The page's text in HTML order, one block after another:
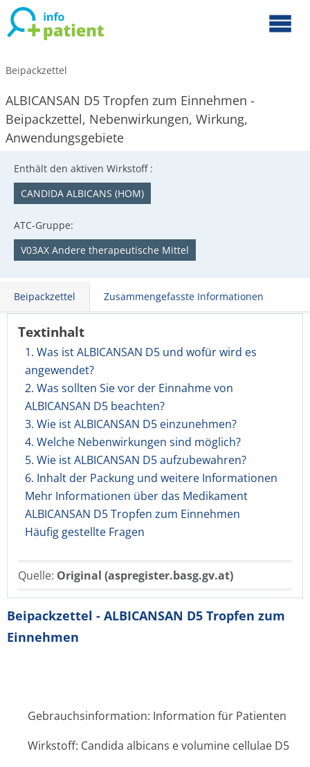
Beipackzettel
ALBICANSAN D5 Tropfen zum Einnehmen -
Beipackzettel, Nebenwirkungen, Wirkung,
Anwendungsgebiete
Enthält den aktiven Wirkstoff :
CANDIDA ALBICANS (HOM)
ATC-Gruppe:
V03AX Andere therapeutische Mittel
Beipackzettel Zusammengefasste Informationen
Textinhalt
1. Was ist ALBICANSAN D5 und wofür wird es
angewendet?
2. Was sollten Sie vor der Einnahme von
ALBICANSAN D5 beachten?
3. Wie ist ALBICANSAN D5 einzunehmen?
4. Welche Nebenwirkungen sind möglich?
5. Wie ist ALBICANSAN D5 aufzubewahren?
6. Inhalt der Packung und weitere Informationen
Mehr Informationen über das Medikament
ALBICANSAN D5 Tropfen zum Einnehmen
Häufig gestellte Fragen
Quelle: Original (aspregister.basg.gv.at)
Beipackzettel - ALBICANSAN D5 Tropfen zum
Einnehmen
Gebrauchsinformation: Information für Patienten
Wirkstoff: Candida albicans e volumine cellulae D5